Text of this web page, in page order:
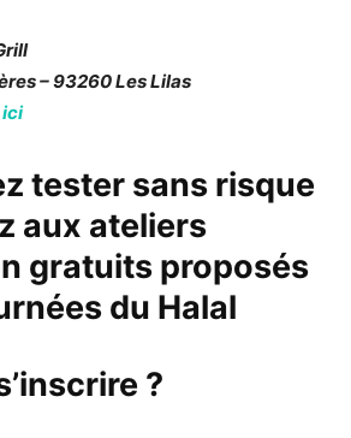
– 93260 Les Lilas
ici
tester sans risque
aux ateliers
gratuits proposés
du Halal
?